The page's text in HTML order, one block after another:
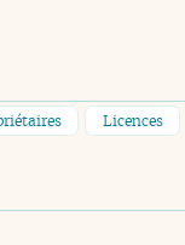
Licences